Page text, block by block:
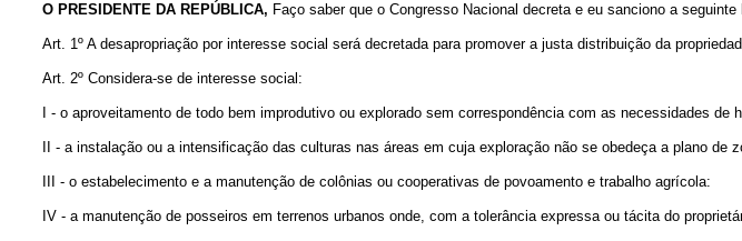
O PRESIDENTE DA REPÚBLICA, Faço saber que o Congresso Nacional decreta e eu sanciono a seguinte
Art. 1º A desapropriação por interesse social será decretada para promover a justa distribuição da
Art. 2º Considera-se de interesse social:
I - o aproveitamento de todo bem improdutivo ou explorado sem correspondência com as necessidades
II - a instalação ou a intensificação das culturas nas áreas em cuja exploração não se obedeça a plano de
III - o estabelecimento e a manutenção de colônias ou cooperativas de povoamento e trabalho agrícola:
IV - a manutenção de posseiros em terrenos urbanos onde, com a tolerância expressa ou tácita do